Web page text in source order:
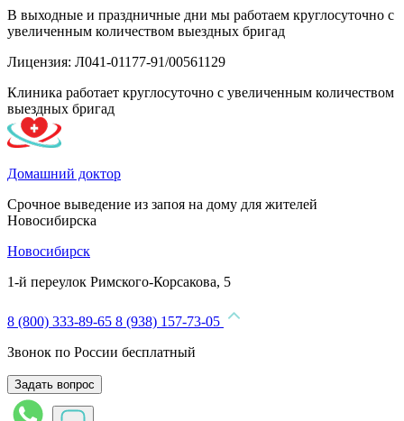
В выходные и праздничные дни мы работаем круглосуточно с
увеличенным количеством выездных бригад
Лицензия: Л041-01177-91/00561129
Клиника работает круглосуточно с увеличенным количеством
выездных бригад
Домашний доктор
Срочное выведение из запоя на дому для жителей
Новосибирска
Новосибирск
1-й переулок Римского-Корсакова, 5
8 (800) 333-89-65 8 (938) 157-73-05
Звонок по России бесплатный
Задать вопрос